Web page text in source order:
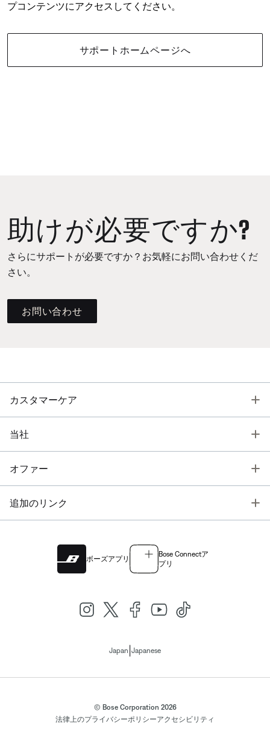
プコンテンツにアクセスしてください。
サポートホームページへ
助けが必要ですか?
さらにサポートが必要ですか？お気軽にお問い合わせくだ
さい。
お問い合わせ
カスタマーケア
当社
オファー
追加のリンク
ボーズアプリ
Bose Connectア
プリ
Japan Japanese
© Bose Corporation 2026
法律上のプライバシーポリシーアクセシビリティ